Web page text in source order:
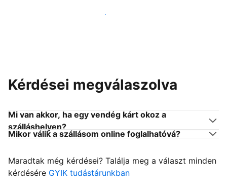
Csatlakozzon Önhöz hasonló szállásadókhoz
Kérdései megválaszolva
Mi van akkor, ha egy vendég kárt okoz a
szálláshelyen?
Mikor válik a szállásom online foglalhatóvá?
Maradtak még kérdései? Találja meg a választ minden
kérdésére GYIK tudástárunkban